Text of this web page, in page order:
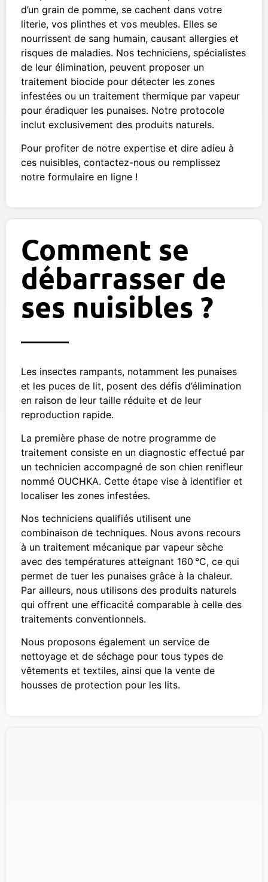
d’un grain de pomme, se cachent dans votre
literie, vos plinthes et vos meubles. Elles se
nourrissent de sang humain, causant allergies et
risques de maladies. Nos techniciens, spécialistes
de leur élimination, peuvent proposer un
traitement biocide pour détecter les zones
infestées ou un traitement thermique par vapeur
pour éradiquer les punaises. Notre protocole
inclut exclusivement des produits naturels.
Pour profiter de notre expertise et dire adieu à
ces nuisibles, contactez-nous ou remplissez
notre formulaire en ligne !
Comment se
débarrasser de
ses nuisibles ?
Les insectes rampants, notamment les punaises
et les puces de lit, posent des défis d’élimination
en raison de leur taille réduite et de leur
reproduction rapide.
La première phase de notre programme de
traitement consiste en un diagnostic effectué par
un technicien accompagné de son chien renifleur
nommé OUCHKA. Cette étape vise à identifier et
localiser les zones infestées.
Nos techniciens qualifiés utilisent une
combinaison de techniques. Nous avons recours
à un traitement mécanique par vapeur sèche
avec des températures atteignant 160 °C, ce qui
permet de tuer les punaises grâce à la chaleur.
Par ailleurs, nous utilisons des produits naturels
qui offrent une efficacité comparable à celle des
traitements conventionnels.
Nous proposons également un service de
nettoyage et de séchage pour tous types de
vêtements et textiles, ainsi que la vente de
housses de protection pour les lits.